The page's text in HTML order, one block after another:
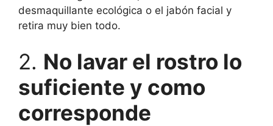
desmaquillante ecológica o el jabón facial y
retira muy bien todo.
2. No lavar el rostro lo
suficiente y como
corresponde